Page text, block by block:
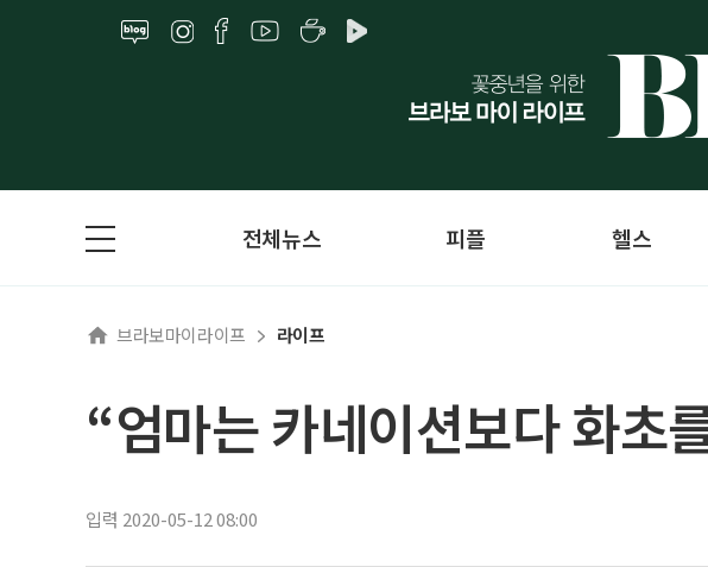
전체뉴스 피플 헬스
브라보마이라이프 라이프
“엄마는 카네이션보다 화초
입력 2020-05-12 08:00